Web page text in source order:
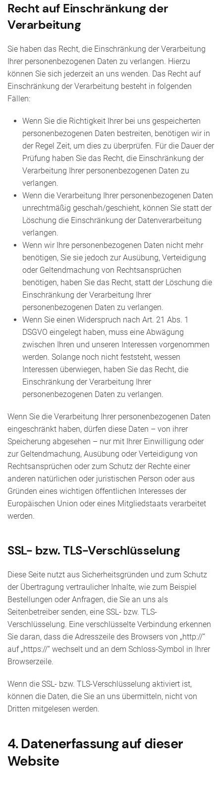
Recht auf Einschränkung der
Verarbeitung
Sie haben das Recht, die Einschränkung der Verarbeitung
Ihrer personenbezogenen Daten zu verlangen. Hierzu
können Sie sich jederzeit an uns wenden. Das Recht auf
Einschränkung der Verarbeitung besteht in folgenden
Fällen:
Wenn Sie die Richtigkeit Ihrer bei uns gespeicherten
personenbezogenen Daten bestreiten, benötigen wir in
der Regel Zeit, um dies zu überprüfen. Für die Dauer der
Prüfung haben Sie das Recht, die Einschränkung der
Verarbeitung Ihrer personenbezogenen Daten zu
verlangen.
Wenn die Verarbeitung Ihrer personenbezogenen Daten
unrechtmäßig geschah/geschieht, können Sie statt der
Löschung die Einschränkung der Datenverarbeitung
verlangen.
Wenn wir Ihre personenbezogenen Daten nicht mehr
benötigen, Sie sie jedoch zur Ausübung, Verteidigung
oder Geltendmachung von Rechtsansprüchen
benötigen, haben Sie das Recht, statt der Löschung die
Einschränkung der Verarbeitung Ihrer
personenbezogenen Daten zu verlangen.
Wenn Sie einen Widerspruch nach Art. 21 Abs. 1
DSGVO eingelegt haben, muss eine Abwägung
zwischen Ihren und unseren Interessen vorgenommen
werden. Solange noch nicht feststeht, wessen
Interessen überwiegen, haben Sie das Recht, die
Einschränkung der Verarbeitung Ihrer
personenbezogenen Daten zu verlangen.
Wenn Sie die Verarbeitung Ihrer personenbezogenen Daten
eingeschränkt haben, dürfen diese Daten – von ihrer
Speicherung abgesehen – nur mit Ihrer Einwilligung oder
zur Geltendmachung, Ausübung oder Verteidigung von
Rechtsansprüchen oder zum Schutz der Rechte einer
anderen natürlichen oder juristischen Person oder aus
Gründen eines wichtigen öffentlichen Interesses der
Europäischen Union oder eines Mitgliedstaats verarbeitet
werden.
SSL- bzw. TLS-Verschlüsselung
Diese Seite nutzt aus Sicherheitsgründen und zum Schutz
der Übertragung vertraulicher Inhalte, wie zum Beispiel
Bestellungen oder Anfragen, die Sie an uns als
Seitenbetreiber senden, eine SSL- bzw. TLS-
Verschlüsselung. Eine verschlüsselte Verbindung erkennen
Sie daran, dass die Adresszeile des Browsers von „http://“
auf „https://“ wechselt und an dem Schloss-Symbol in Ihrer
Browserzeile.
Wenn die SSL- bzw. TLS-Verschlüsselung aktiviert ist,
können die Daten, die Sie an uns übermitteln, nicht von
Dritten mitgelesen werden.
4. Datenerfassung auf dieser
Website